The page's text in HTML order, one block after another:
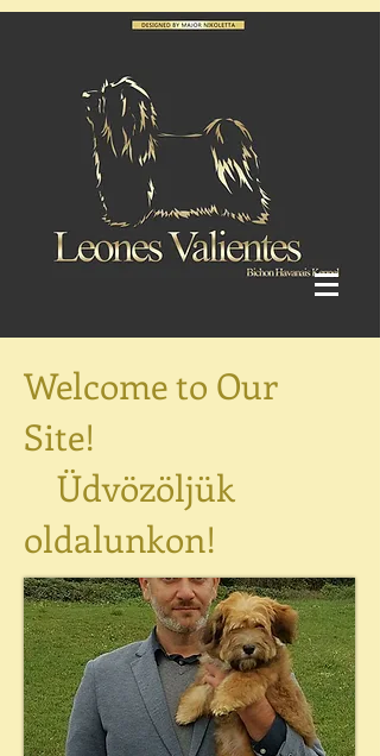
Welcome to Our
Site!
Üdvözöljük
oldalunkon!